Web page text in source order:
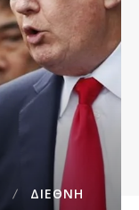
ΔΙΕΘΝΉ